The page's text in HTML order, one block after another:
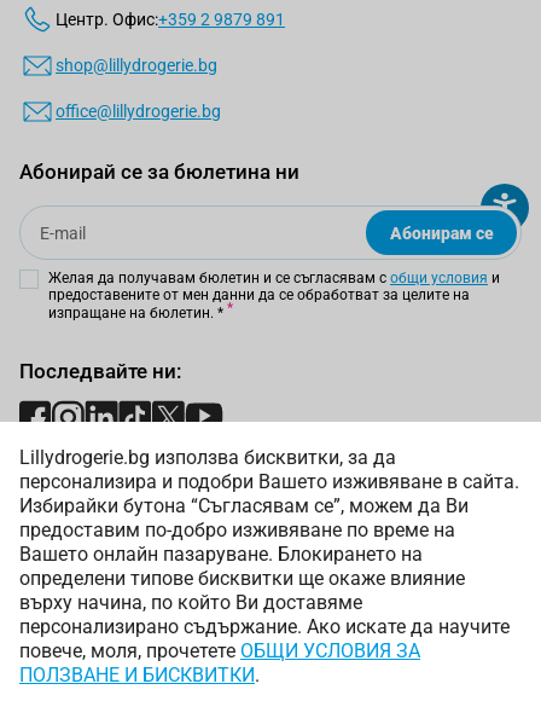
Lillydrogerie.bg използва бисквитки, за да
персонализира и подобри Вашето изживяване в сайта.
Избирайки бутона “Съгласявам се”, можем да Ви
предоставим по-добро изживяване по време на
Вашето онлайн пазаруване. Блокирането на
определени типове бисквитки ще окаже влияние
върху начина, по който Ви доставяме
персонализирано съдържание. Ако искате да научите
повече, моля, прочетете ОБЩИ УСЛОВИЯ ЗА
ПОЛЗВАНЕ И БИСКВИТКИ.
Центр. Офис:+359 2 9879 891
shop@lillydrogerie.bg
office@lillydrogerie.bg
Абонирай се за бюлетина ни
Email
Абонирам се
Желая да получавам бюлетин и се съгласявам с общи условия и
предоставените от мен данни да се обработват за целите на
изпращане на бюлетин. *
Последвайте ни:
Начини на плащане:
Начини на доставка: